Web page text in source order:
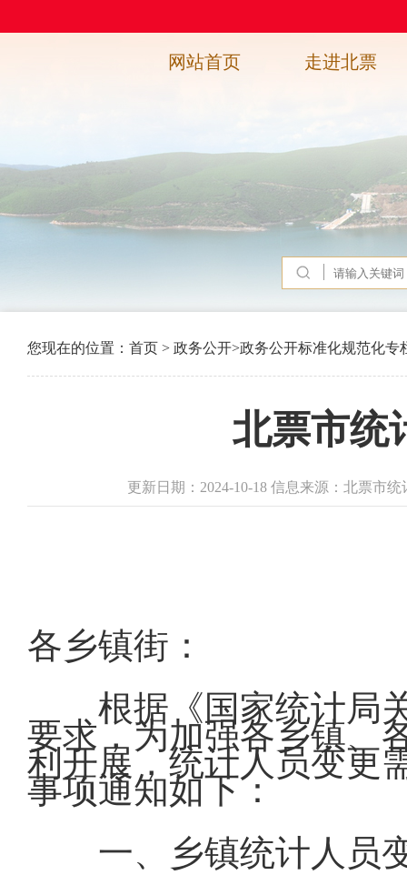
网站首页 走进北票
您现在的位置： 首页 > 政务公开>政务公开标准化规范化专
北票市统
更新日期：2024-10-18 信息来源：北票市
各乡镇街：
根据《国家统计局
要求，为加强各乡镇、
利开展，统计人员变更
事项通知如下：
一、乡镇统计人员